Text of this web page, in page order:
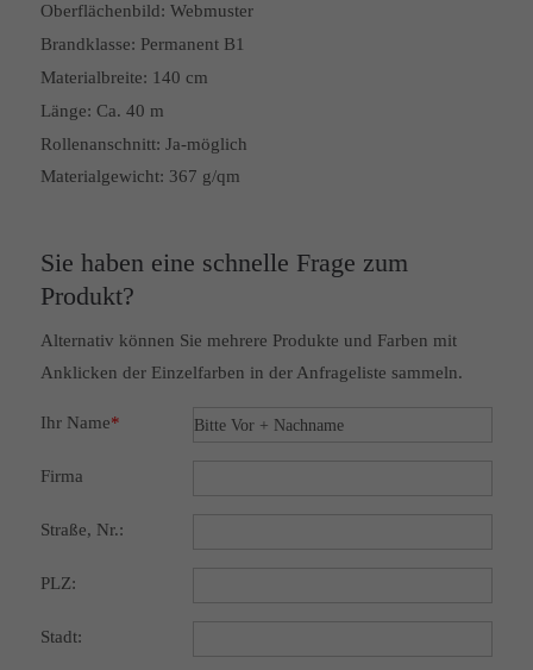
Oberflächenbild: Webmuster
Brandklasse: Permanent B1
Materialbreite: 140 cm
Länge: Ca. 40 m
Rollenanschnitt: Ja-möglich
Materialgewicht: 367 g/qm
Sie haben eine schnelle Frage zum
Produkt?
Alternativ können Sie mehrere Produkte und Farben mit
Anklicken der Einzelfarben in der Anfrageliste sammeln.
Ihr Name*
Firma
Straße, Nr.:
PLZ:
Stadt: